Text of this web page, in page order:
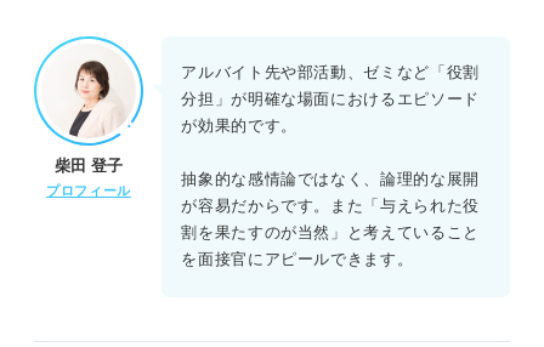
柴田 登子
プロフィール
アルバイト先や部活動、ゼミなど「役割
分担」が明確な場面におけるエピソード
が効果的です。
抽象的な感情論ではなく、論理的な展開
が容易だからです。また「与えられた役
割を果たすのが当然」と考えていること
を面接官にアピールできます。